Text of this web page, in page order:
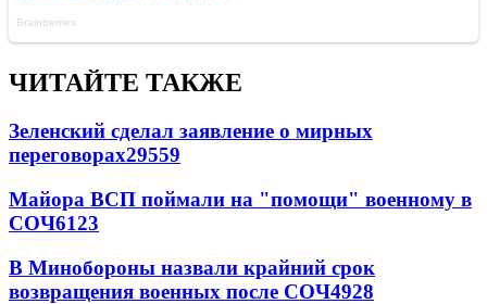
ЧИТАЙТЕ ТАКЖЕ
Зеленский сделал заявление о мирных
переговорах29559
Майора ВСП поймали на "помощи" военному в
СОЧ6123
В Минобороны назвали крайний срок
возвращения военных после СОЧ4928